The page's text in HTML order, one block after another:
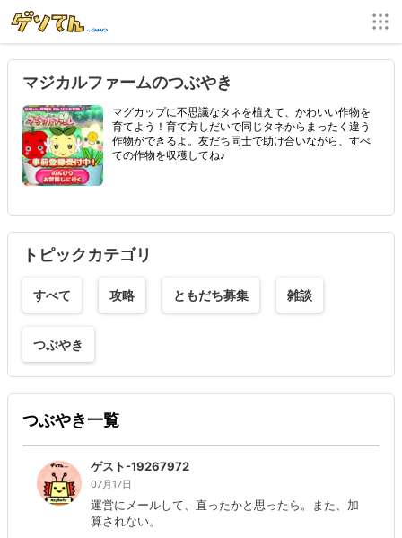
マジカルファームのつぶやき
マグカップに不思議なタネを植えて、かわいい作物を
育てよう！育て方しだいで同じタネからまったく違う
作物ができるよ。友だち同士で助け合いながら、すべ
ての作物を収穫してね♪
トピックカテゴリ
すべて 攻略 ともだち募集 雑談
つぶやき
つぶやき一覧
ゲスト-19267972
07月17日
運営にメールして、直ったかと思ったら。また、加
算されない。